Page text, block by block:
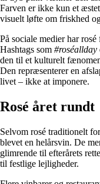
Farven er ikke kun et
visuelt løfte om friskhed
På sociale medier har
Hashtags som #roséallday
den til et kulturelt
Den repræsenterer en
livet – ikke at imponere.
Rosé året rundt
Selvom rosé traditionelt
blevet en helårsvin. De
glimrende til efterårets
til festlige lejligheder.